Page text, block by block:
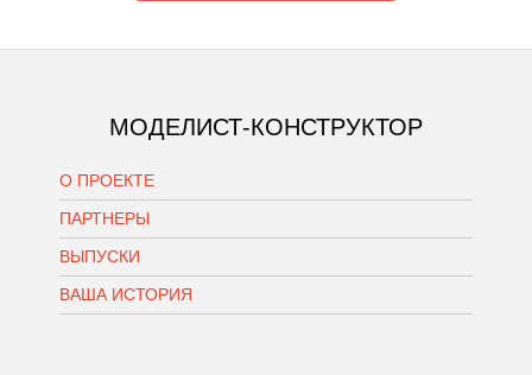
МОДЕЛИСТ-КОНСТРУКТОР
О ПРОЕКТЕ
ПАРТНЕРЫ
ВЫПУСКИ
ВАША ИСТОРИЯ